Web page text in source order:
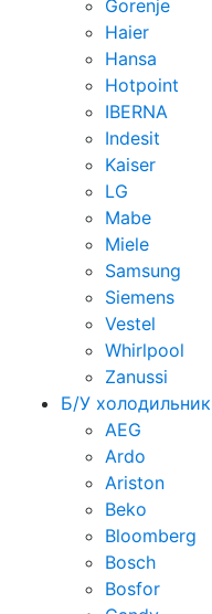
Gorenje
Haier
Hansa
Hotpoint
IBERNA
Indesit
Kaiser
LG
Mabe
Miele
Samsung
Siemens
Vestel
Whirlpool
Zanussi
Б/У
AEG
Ardo
Ariston
Beko
Bloomberg
Bosch
Bosfor